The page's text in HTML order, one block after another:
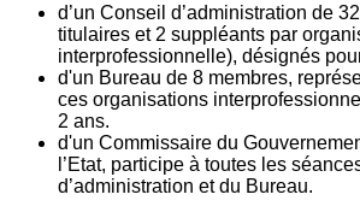
d’un Conseil d’administration de
titulaires et 2 suppléants par
interprofessionnelle), désignés
d'un Bureau de 8 membres,
ces organisations
2 ans.
d'un Commissaire du
l’Etat, participe à toutes les
d’administration et du Bureau.